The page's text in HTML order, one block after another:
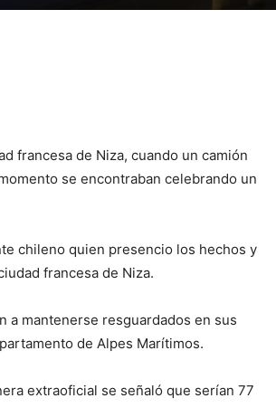
francesa de Niza, cuando un camión
se encontraban celebrando un
chileno quien presencio los hechos y
francesa de Niza.
a mantenerse resguardados en sus
de Alpes Marítimos.
extraoficial se señaló que serían 77